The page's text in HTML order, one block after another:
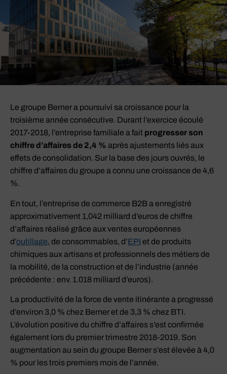
Le groupe Berner a poursuivi sa croissance pour la
troisième année consécutive. Durant l’exercice écoulé
2017-2018, l’entreprise familiale a fait progresser son
chiffre d’affaires de 2,4 % après ajustements liés aux
effets de consolidation. Sur la base des jours ouvrés, le
chiffre d’affaires du groupe a connu une croissance de 4,6
%.
En tout, l’entreprise de commerce B2B a enregistré
approximativement 1,042 milliard d’euros de chiffre
d’affaires réalisé grâce aux ventes européennes
d’outillage, de consommables, d’EPI et de produits
chimiques aux artisans et professionnels des métiers de
la mobilité, de la construction et de l’industrie (année
précédente : env. 1.018 milliard d’euros).
La productivité de la force de vente itinérante a progressé
d’environ 3,0 % chez Berner et de 3,3 % chez BTI.
L’évolution positive du chiffre d’affaires s’est confirmée
également lors du premier trimestre 2018-2019. Son
augmentation au sein du groupe Berner s’est élevée à 4,0
% pour les trois premiers mois de l’année.